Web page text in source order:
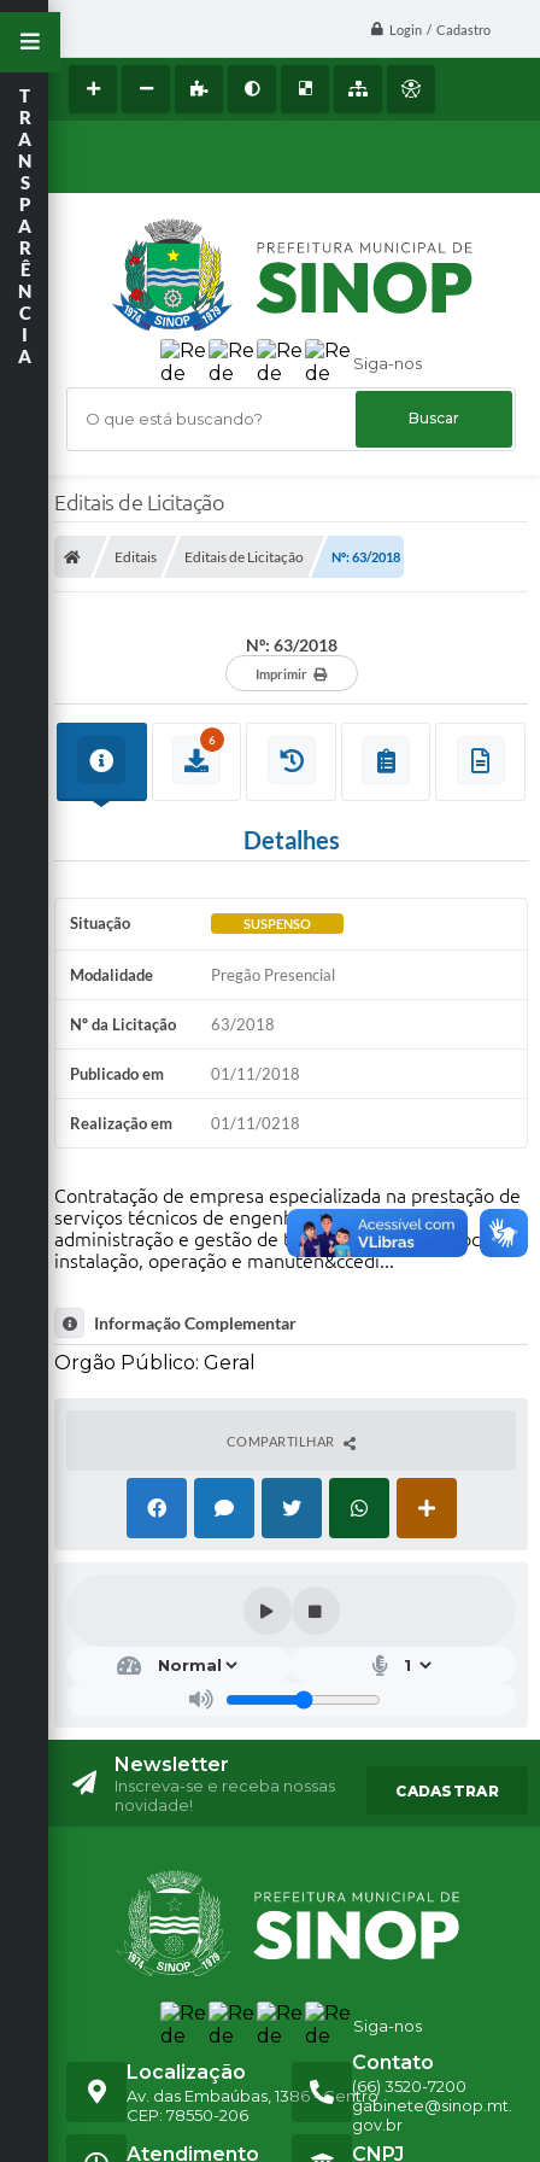
Login / Cadastro
Siga-nos
O que está buscando?
T
R
A
N
S
P
A
R
Ê
N
C
I
A
Editais de Licitação
Editais Editais de Licitação Nº: 63/2018
Nº: 63/2018
Imprimir
6
Detalhes
Situação SUSPENSO
Modalidade Pregão Presencial
Nº da Licitação 63/2018
Publicado em 01/11/2018
Realização em 01/11/0218
Contratação de empresa especializada na prestação de
serviços técnicos de engenharia e apoio na
administração e gestão de trânsito, incluindo a locação,
instalação, operação e manuten&ccedi...
Informação Complementar
Orgão Público: Geral
COMPARTILHAR
Newsletter
Inscreva-se e receba nossas
novidade!
CADASTRAR
Siga-nos
Localização
Av. das Embaúbas, 1386 - Centro
CEP: 78550-206
Contato
(66) 3520-7200
gabinete@sinop.mt.
gov.br
Atendimento CNPJ